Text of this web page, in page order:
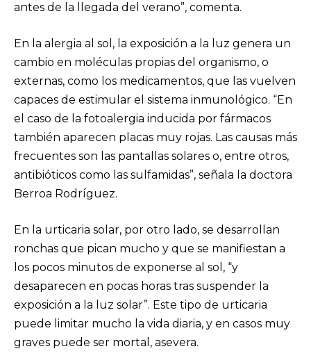
antes de la llegada del verano”, comenta.
En la alergia al sol, la exposición a la luz genera un
cambio en moléculas propias del organismo, o
externas, como los medicamentos, que las vuelven
capaces de estimular el sistema inmunológico. “En
el caso de la fotoalergia inducida por fármacos
también aparecen placas muy rojas. Las causas más
frecuentes son las pantallas solares o, entre otros,
antibióticos como las sulfamidas”, señala la doctora
Berroa Rodríguez.
En la urticaria solar, por otro lado, se desarrollan
ronchas que pican mucho y que se manifiestan a
los pocos minutos de exponerse al sol, “y
desaparecen en pocas horas tras suspender la
exposición a la luz solar”. Este tipo de urticaria
puede limitar mucho la vida diaria, y en casos muy
graves puede ser mortal, asevera.